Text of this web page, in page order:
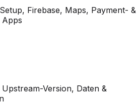
Firebase, Maps, Payment- &
Apps
Version, Daten &